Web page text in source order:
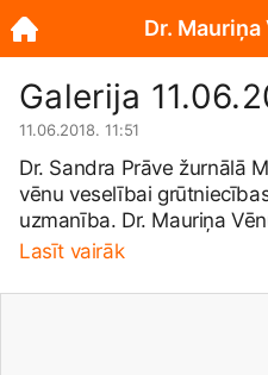
Galerija
11.06.2018. 11:51
Dr. Sandra Prāve žurnālā
vēnu veselībai
uzmanība. Dr. Mauriņa Vēnu klīnikai rūp māmiņu
veselība, tādēļ piedāvājam
konsultācijai un diagnostikai Dermatologa
Lasīt vairāk
Dr.